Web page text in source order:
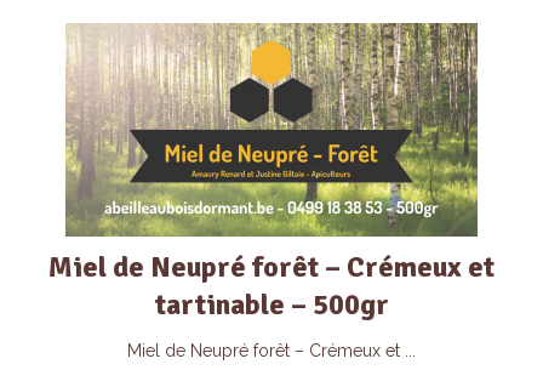
Miel de Neupré forêt – Crémeux et
tartinable – 500gr
Miel de Neupré forêt – Crémeux et ...